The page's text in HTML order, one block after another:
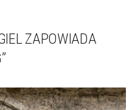
ZAPOWIADA